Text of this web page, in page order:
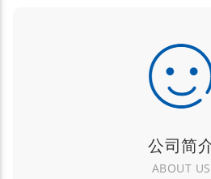
公司简
ABOUT US